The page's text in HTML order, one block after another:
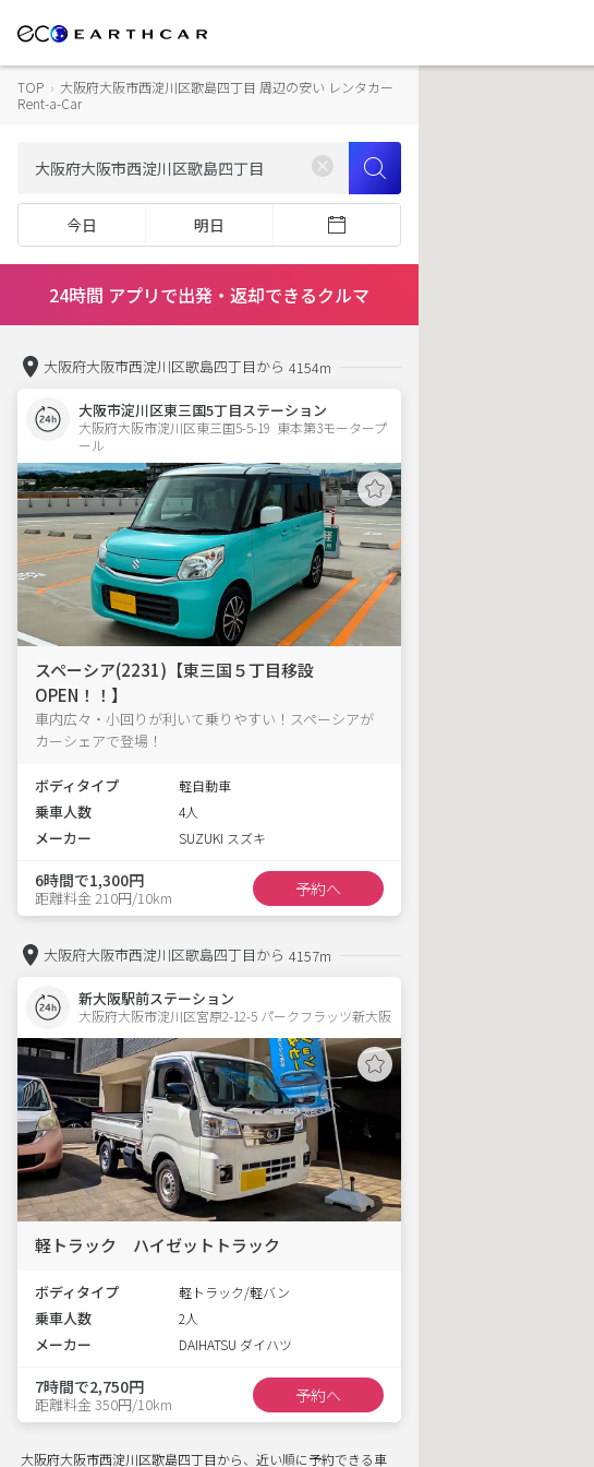
TOP › 大阪府大阪市西淀川区歌島四丁目 周辺の安い レンタカー
Rent-a-Car
今日 明日
24時間 アプリで出発・返却できるクルマ
大阪府大阪市西淀川区歌島四丁目から 4154m
大阪市淀川区東三国5丁目ステーション
大阪府大阪市淀川区東三国5-5-19  東本第3モータープ
ール
スペーシア(2231)【東三国５丁目移設
OPEN！！】
車内広々・小回りが利いて乗りやすい！スペーシアが
カーシェアで登場！
ボディタイプ 軽自動車
乗車人数 4人
メーカー SUZUKI スズキ
6時間で1,300円
距離料金 210円/10km 予約へ
大阪府大阪市西淀川区歌島四丁目から 4157m
新大阪駅前ステーション
軽トラック ハイゼットトラック
ボディタイプ 軽トラック/軽バン
乗車人数 2人
メーカー DAIHATSU ダイハツ
7時間で2,750円
距離料金 350円/10km 予約へ
大阪府大阪市西淀川区歌島四丁目から、近い順に予約できる車